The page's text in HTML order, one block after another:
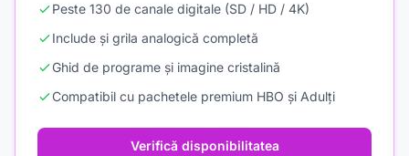
Peste 130 de canale digitale (SD / HD / 4K)
Include și grila analogică completă
Ghid de programe și imagine cristalină
Compatibil cu pachetele premium HBO și Adulți
Verifică disponibilitatea